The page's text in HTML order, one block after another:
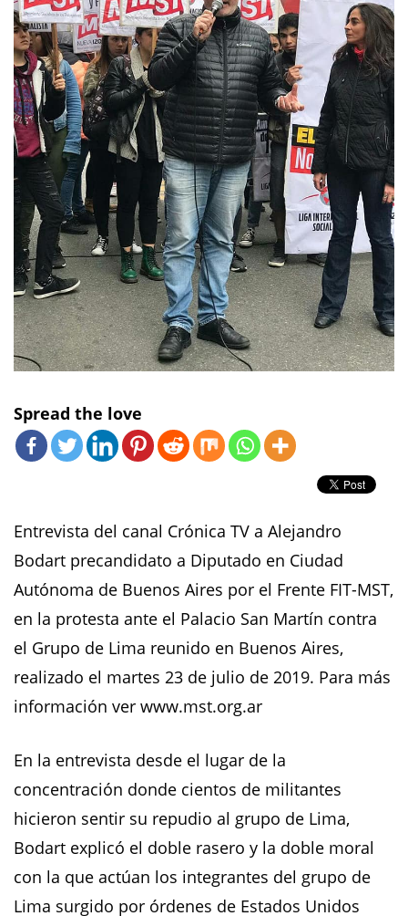
Spread the love
Entrevista del canal Crónica TV a Alejandro
Bodart precandidato a Diputado en Ciudad
Autónoma de Buenos Aires por el Frente FIT-MST,
en la protesta ante el Palacio San Martín contra
el Grupo de Lima reunido en Buenos Aires,
realizado el martes 23 de julio de 2019. Para más
información ver www.mst.org.ar
En la entrevista desde el lugar de la
concentración donde cientos de militantes
hicieron sentir su repudio al grupo de Lima,
Bodart explicó el doble rasero y la doble moral
con la que actúan los integrantes del grupo de
Lima surgido por órdenes de Estados Unidos